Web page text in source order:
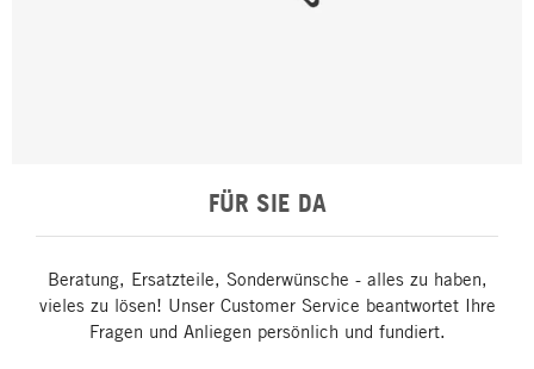
FÜR SIE DA
Beratung, Ersatzteile, Sonderwünsche - alles zu haben,
vieles zu lösen! Unser Customer Service beantwortet Ihre
Fragen und Anliegen persönlich und fundiert.